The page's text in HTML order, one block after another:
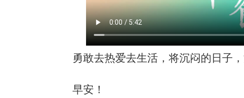
勇敢去热爱去生活，将沉闷的日子，
早安！